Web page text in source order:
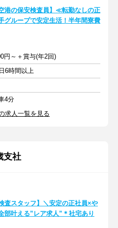
港の保安検査員】≪転勤なしの正
グループで安定生活！半年間寮費
円～＋賞与(年2回)
6時間以上
4分
求人一覧を見る
支社
査スタッフ】＼安定の正社員×や
部叶える”レア求人”＊社宅あり